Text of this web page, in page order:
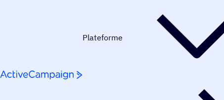
Plateforme